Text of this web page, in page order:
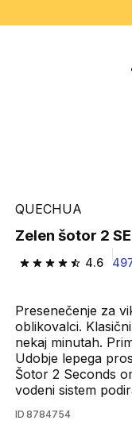
QUECHUA
Zelen šotor 2
4.6
4.6 od 5 zvezdic
Presenečenje za
oblikovalci.
nekaj minutah.
Udobje lepega
Šotor 2 Seconds
vodeni sistem
ID 8784754